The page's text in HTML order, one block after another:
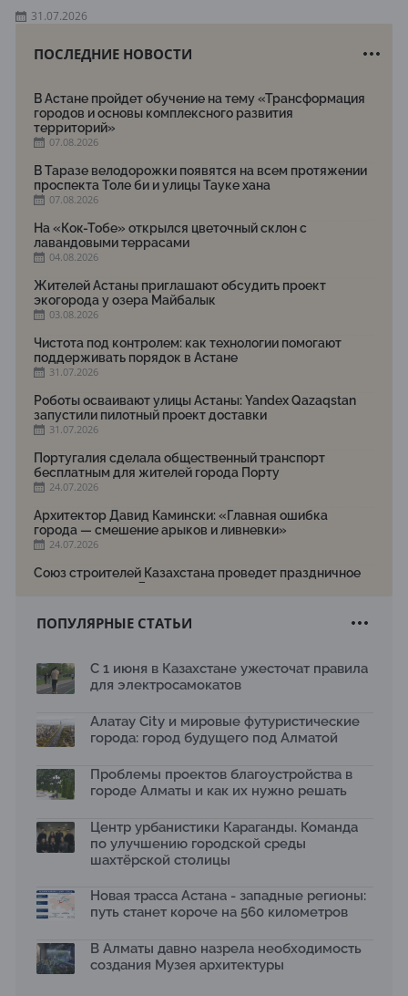
31.07.2026
ПОСЛЕДНИЕ НОВОСТИ
В Астане пройдет обучение на тему «Трансформация
городов и основы комплексного развития
территорий»
07.08.2026
В Таразе велодорожки появятся на всем протяжении
проспекта Толе би и улицы Тауке хана
07.08.2026
На «Кок-Тобе» открылся цветочный склон с
лавандовыми террасами
04.08.2026
Жителей Астаны приглашают обсудить проект
экогорода у озера Майбалык
03.08.2026
Чистота под контролем: как технологии помогают
поддерживать порядок в Астане
31.07.2026
Роботы осваивают улицы Астаны: Yandex Qazaqstan
запустили пилотный проект доставки
31.07.2026
Португалия сделала общественный транспорт
бесплатным для жителей города Порту
24.07.2026
Архитектор Давид Камински: «Главная ошибка
города — смешение арыков и ливневки»
24.07.2026
Союз строителей Казахстана проведет праздничное
мероприятие ко Дню строителя
Новый Строительный кодекс: что изменилось для
17.07.2026
рободоставки в Астане
15.07.2026
2026 принимает заявки до 31 июля
13.07.2026
темой новой выставки в «Целинном»
13.07.2026
Қазақстан»: воспитанники подарили вторую жизнь
отходам
08.07.2026
Ко Дню столицы в Нуре благоустроили шесть
общественных пространств
06.07.2026
ПОПУЛЯРНЫЕ СТАТЬИ
С 1 июня в Казахстане ужесточат правила
для электросамокатов
Алатау City и мировые футуристические
города: город будущего под Алматой
Проблемы проектов благоустройства в
городе Алматы и как их нужно решать
Центр урбанистики Караганды. Команда
по улучшению городской среды
шахтёрской столицы
Новая трасса Астана - западные регионы:
путь станет короче на 560 километров
В Алматы давно назрела необходимость
создания Музея архитектуры